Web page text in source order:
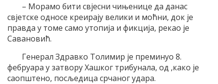
– Морамо бити свјесни чињенице да данас
свјетске односе креирају велики и моћни, док је
правда у томе само утопија и фикција, рекао је
Савановић.
Генерал Здравко Толимир је преминуо 8.
фебруара у затвору Хашког трибунала, од ,како је
саопштено, посљедица срчаног удара.